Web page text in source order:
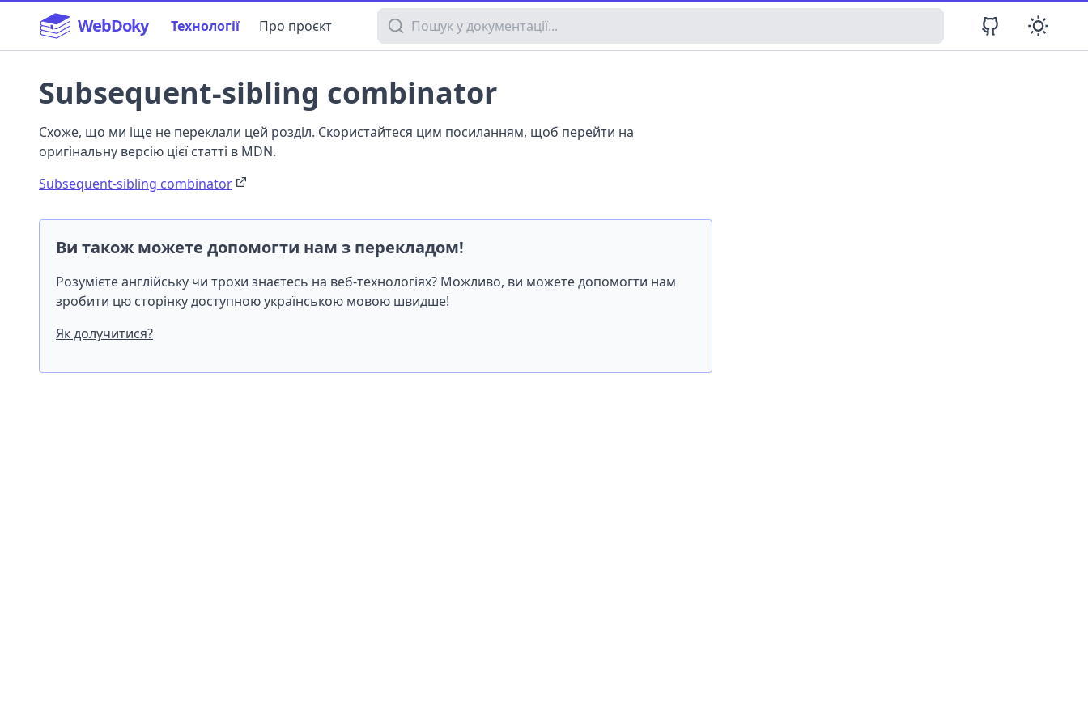
WebDoky Технології Про проєкт Пошук у документації
Subsequent-sibling combinator
Схоже, що ми іще не переклали цей розділ. Скористайтеся цим посиланням, щоб перейти на
оригінальну версію цієї статті в MDN.
Subsequent-sibling combinator
Ви також можете допомогти нам з перекладом!
Розумієте англійську чи трохи знаєтесь на веб-технологіях? Можливо, ви можете допомогти нам
зробити цю сторінку доступною українською мовою швидше!
Як долучитися?